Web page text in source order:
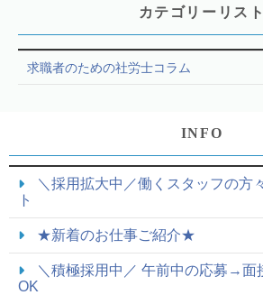
カテゴリーリスト
求職者のための社労士コラム
INFO
＼採用拡大中／働くスタッフの方
ト
★新着のお仕事ご紹介★
＼積極採用中／ 午前中の応募→面
OK